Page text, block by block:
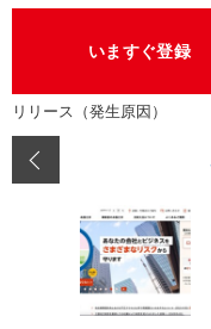
いますぐ登録
リリース（発生原因）